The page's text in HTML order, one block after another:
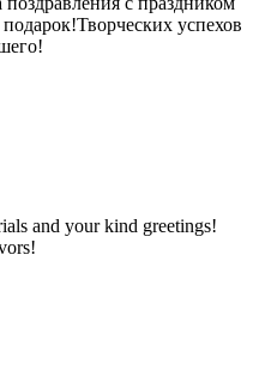
успехов
and your kind greetings!